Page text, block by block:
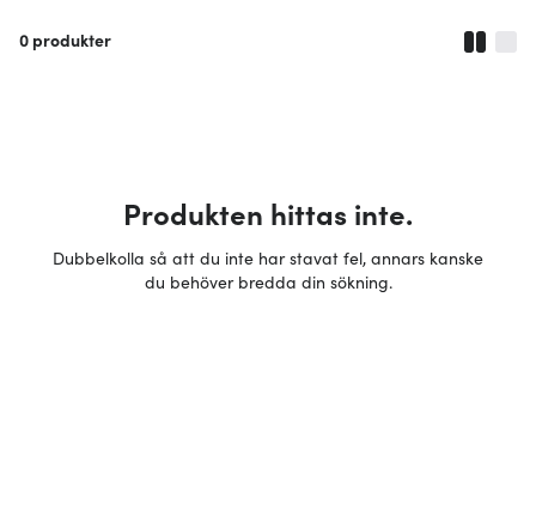
0 produkter
Produkten hittas inte.
Dubbelkolla så att du inte har stavat fel, annars kanske
du behöver bredda din sökning.